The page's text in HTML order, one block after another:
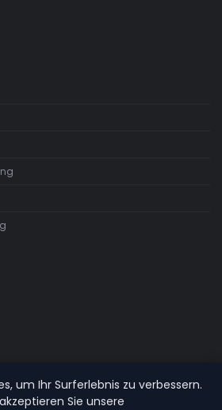
um Ihr Surferlebnis zu verbessern.
Sie unsere